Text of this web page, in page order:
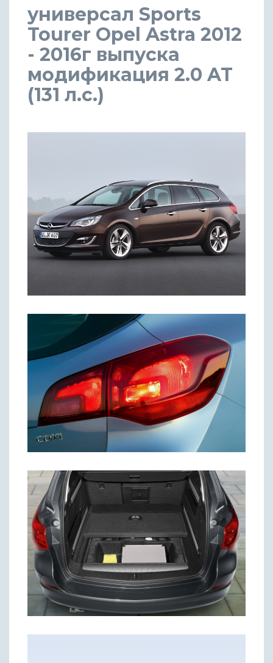
универсал Sports
Tourer Opel Astra 2012
- 2016г выпуска
модификация 2.0 AT
(131 л.с.)